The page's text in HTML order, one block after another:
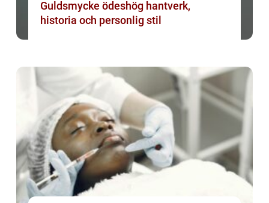
Guldsmycke ödeshög hantverk,
historia och personlig stil